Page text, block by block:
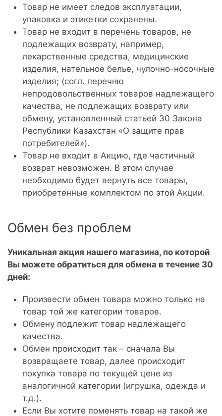
Товар не имеет следов эксплуатации,
упаковка и этикетки сохранены.
Товар не входит в перечень товаров, не
подлежащих возврату, например,
лекарственные средства, медицинские
изделия, нательное белье, чулочно-носочные
изделия; (согл. перечню
непродовольственных товаров надлежащего
качества, не подлежащих возврату или
обмену, установленный статьей 30 Закона
Республики Казахстан «О защите прав
потребителей»).
Товар не входит в Акцию, где частичный
возврат невозможен. В этом случае
необходимо будет вернуть все товары,
приобретенные комплектом по этой Акции.
Обмен без проблем
Уникальная акция нашего магазина, по которой
Вы можете обратиться для обмена в течение 30
дней:
Произвести обмен товара можно только на
товар той же категории товаров.
Обмену подлежит товар надлежащего
качества.
Обмен происходит так – сначала Вы
возвращаете товар, далее происходит
покупка товара по текущей цене из
аналогичной категории (игрушка, одежда и
т.д.).
Если Вы хотите поменять товар на такой же